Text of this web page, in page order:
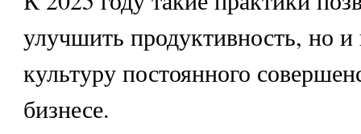
улучшить продуктивность, но и
культуру постоянного
бизнесе.